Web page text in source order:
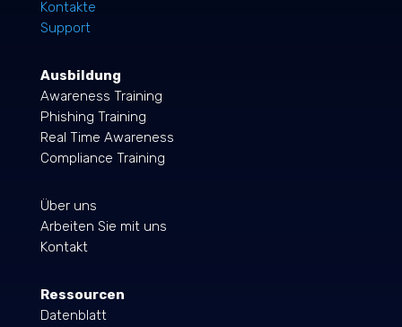
Kontakte
Support
Ausbildung
Awareness Training
Phishing Training
Real Time Awareness
Compliance Training
Über uns
Arbeiten Sie mit uns
Kontakt
Ressourcen
Datenblatt